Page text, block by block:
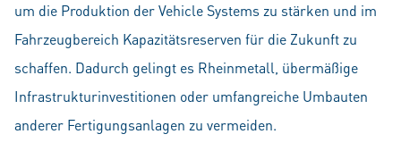
um die Produktion der Vehicle Systems zu stärken und im
Fahrzeugbereich Kapazitätsreserven für die Zukunft zu
schaffen. Dadurch gelingt es Rheinmetall, übermäßige
Infrastrukturinvestitionen oder umfangreiche Umbauten
anderer Fertigungsanlagen zu vermeiden.